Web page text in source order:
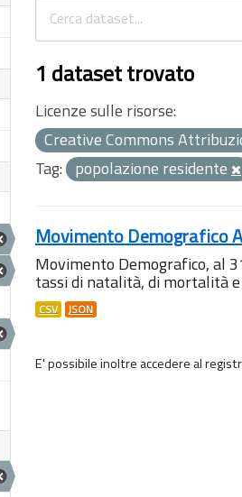
1 dataset trovato
Licenze sulle risorse:
Creative Commons
Tag: popolazione residente
Movimento Demografico
Movimento Demografico, al
tassi di natalità, di mortalità
CSV JSON
E' possibile inoltre accedere al